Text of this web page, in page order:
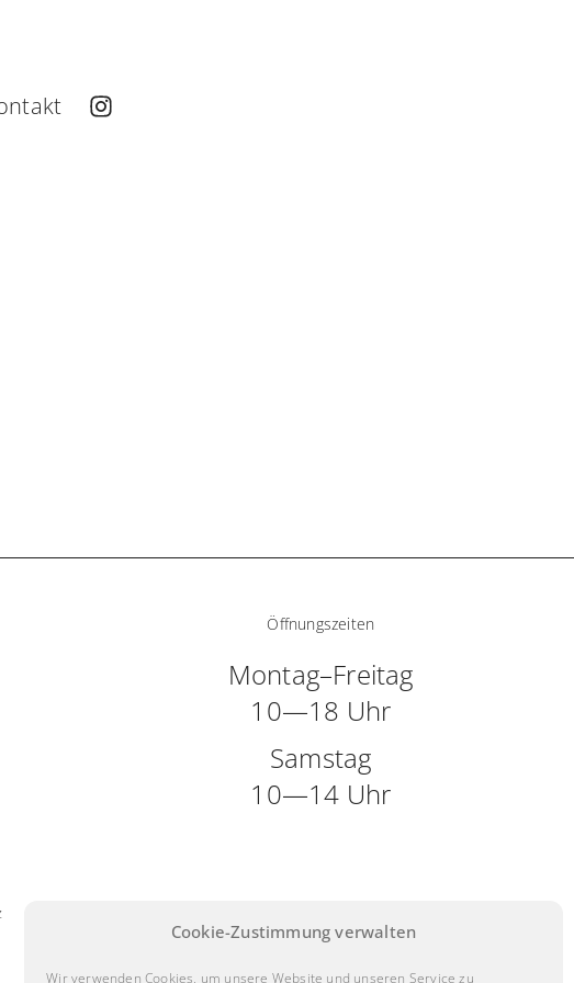
Cookie-Zustimmung verwalten
Wir verwenden Cookies, um unsere Website und unseren Service zu
Öffnungszeiten
Montag–Freitag
10—18 Uhr
Samstag
10—14 Uhr